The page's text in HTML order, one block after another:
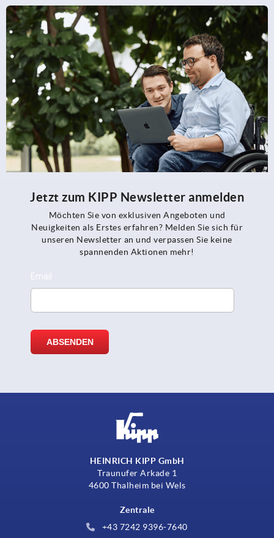
Jetzt zum KIPP Newsletter anmelden
Möchten Sie von exklusiven Angeboten und
Neuigkeiten als Erstes erfahren? Melden Sie sich für
unseren Newsletter an und verpassen Sie keine
spannenden Aktionen mehr!
HEINRICH KIPP GmbH
Traunufer Arkade 1
4600 Thalheim bei Wels
Zentrale
+43 7242 9396-7640